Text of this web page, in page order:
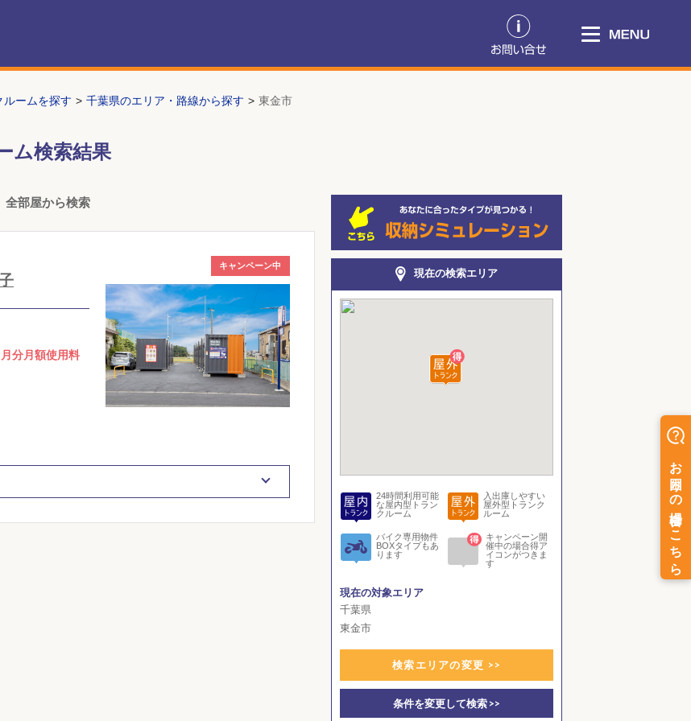
ルームを探す 千葉県のエリア・路線から探す 東金市
ム検索結果
全部屋から検索
分月額使用料
キャンペーン中
現在の検索エリア
24時間利用可能
な屋内型トラン
クルーム
入出庫しやすい
屋外型トランク
ルーム
バイク専用物件
BOXタイプもあ
ります
キャンペーン開
催中の場合得ア
イコンがつきま
す
現在の対象エリア
千葉県
東金市
検索エリアの変更 >>
条件を変更して検索 >>